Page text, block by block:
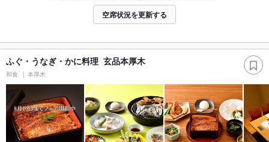
空席状況を更新する
ふぐ・うなぎ・かに料理 玄品本厚木
和食 本厚木